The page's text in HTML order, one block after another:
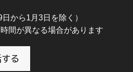
から1月3日を除く）
間が異なる場合があります